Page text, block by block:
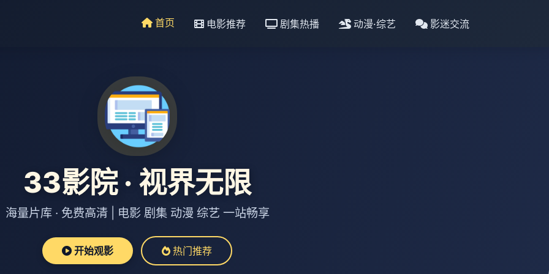
首页 电影推荐 剧集热播 动漫·综艺 影迷交流
33影院 · 视界无限
海量片库 · 免费高清 | 电影 剧集 动漫 综艺 一站畅享
开始观影 热门推荐